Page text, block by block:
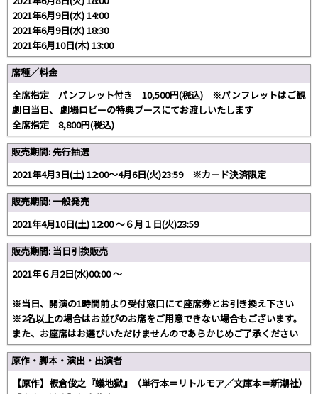
2021年6月9日(水) 14:00
2021年6月9日(水) 18:30
2021年6月10日(木) 13:00
席種／料金
全席指定 パンフレット付き 10,500円(税込) ※パンフレットはご観
劇日当日、 劇場ロビーの特典ブースにてお渡しいたします
全席指定 8,800円(税込)
販売期間: 先行抽選
2021年4月3日(土) 12:00〜4月6日(火)23:59 ※カード決済限定
販売期間: 一般発売
2021年4月10日(土) 12:00 〜６月１日(火)23:59
販売期間: 当日引換販売
2021年６月2日(水)00:00 〜
※当日、開演の1時間前より受付窓口にて座席券とお引き換え下さい
※2名以上の場合はお並びのお席をご用意できない場合もございます。
また、お座席はお選びいただけませんのであらかじめご了承ください
原作・脚本・演出・出演者
【原作】板倉俊之『蟻地獄』（単行本＝リトルモア／文庫本＝新潮社）